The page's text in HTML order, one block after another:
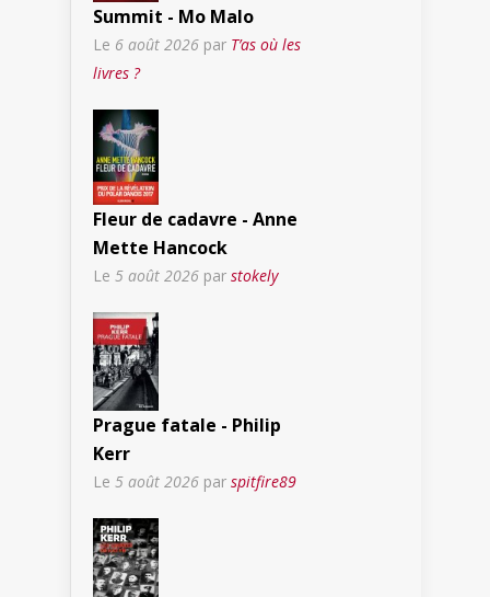
Summit - Mo Malo
Le 6 août 2026 par T’as où les
livres ?
Fleur de cadavre - Anne
Mette Hancock
Le 5 août 2026 par stokely
Prague fatale - Philip
Kerr
Le 5 août 2026 par spitfire89